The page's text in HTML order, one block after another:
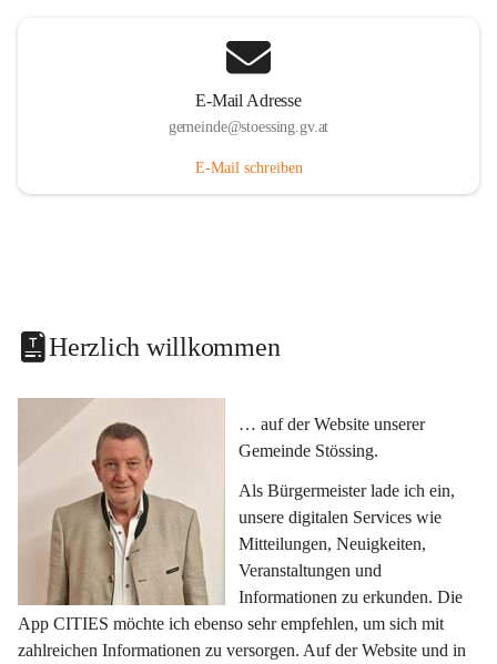
E-Mail Adresse
gemeinde@stoessing.gv.at
E-Mail schreiben
Herzlich willkommen
… auf der Website unserer
Gemeinde Stössing.
Als Bürgermeister lade ich ein,
unsere digitalen Services wie
Mitteilungen, Neuigkeiten,
Veranstaltungen und
Informationen zu erkunden. Die
App CITIES möchte ich ebenso sehr empfehlen, um sich mit
zahlreichen Informationen zu versorgen. Auf der Website und in